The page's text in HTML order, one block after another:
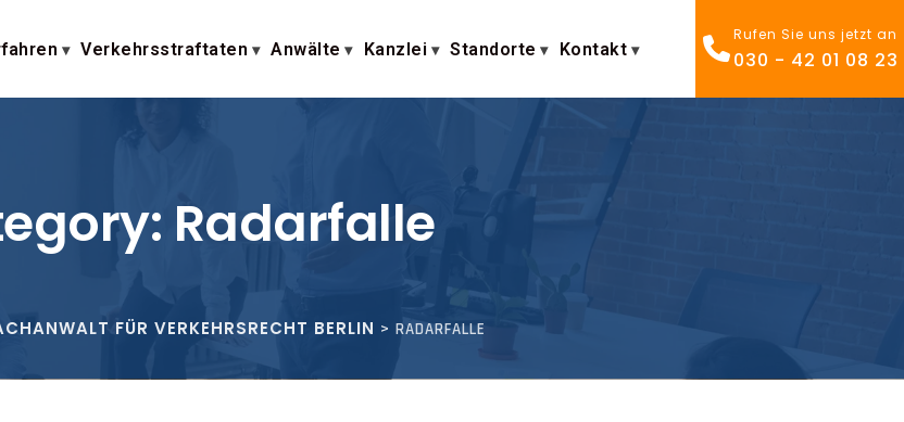
Verkehrsstraftaten Anwälte Kanzlei Standorte Kontakt
Rufen Sie uns jetzt an
030 - 42 01 08 23
Radarfalle
FÜR VERKEHRSRECHT BERLIN > RADARFALLE